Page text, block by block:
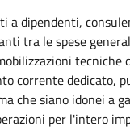
a dipendenti,
tra le spese
tecniche
corrente dedicato,
che siano idonei a
per l'intero